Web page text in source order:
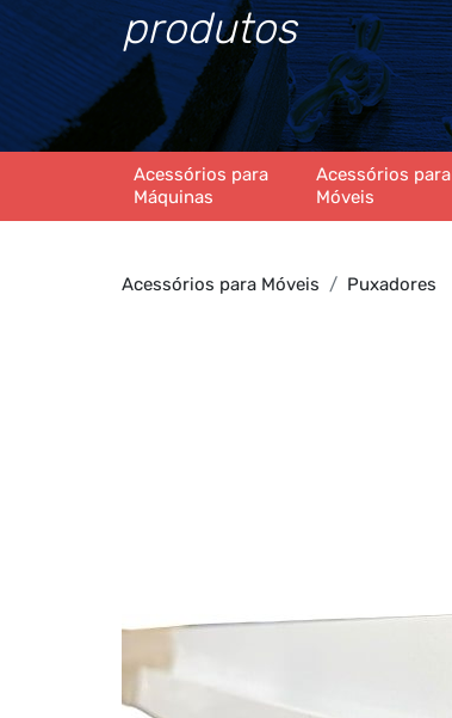
produtos
Acessórios para
Máquinas
Acessórios para
Móveis
Acessórios para Móveis Puxadores